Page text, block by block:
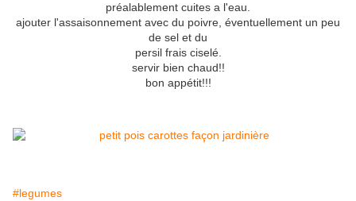
préalablement cuites a l'eau.
ajouter l'assaisonnement avec du poivre, éventuellement un peu
de sel et du
persil frais ciselé.
servir bien chaud!!
bon appétit!!!
#legumes